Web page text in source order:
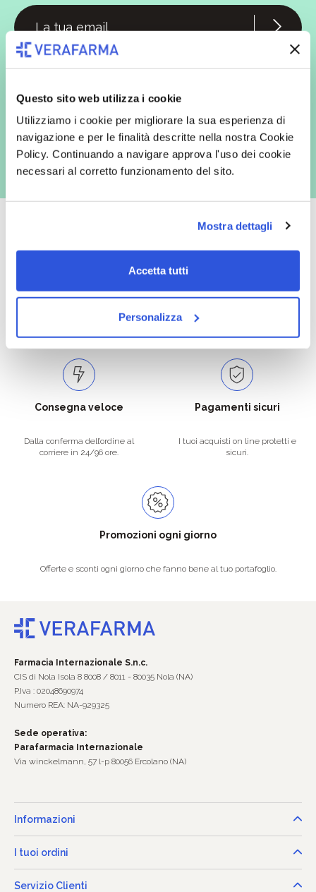
Questo sito web utilizza i cookie
Utilizziamo i cookie per migliorare la sua esperienza di
navigazione e per le finalità descritte nella nostra Cookie
Policy. Continuando a navigare approva l'uso dei cookie
necessari al corretto funzionamento del sito.
Mostra dettagli
Accetta tutti
Personalizza
In qualità di interessato, avendo letto l’informativa
redatta ai sensi del Regolamento EU 2016/679, acconsento
marketing (con modalità telematiche - quali ad es. newsletter ed e-mail
es. posta cartacea)
Oltre 50.000 prodotti
Catalogo prodotti ampio e completo
per soddisfare tutte le esigenze.
Spedizione gratuita
Con un acquisto minimo di 29.90 €
la spedizione la regaliamo noi.
Spedizioni in tutta Europa a 20€.
Consegna veloce
Dalla conferma dell’ordine al
corriere in 24/96 ore.
Pagamenti sicuri
I tuoi acquisti on line protetti e
sicuri.
Promozioni ogni giorno
Offerte e sconti ogni giorno che fanno bene al tuo portafoglio.
Farmacia Internazionale S.n.c.
CIS di Nola Isola 8 8008 / 8011 - 80035 Nola (NA)
P.Iva : 02048690974
Numero REA: NA-929325
Sede operativa:
Parafarmacia Internazionale
Via winckelmann, 57 l-p 80056 Ercolano (NA)
Informazioni
I tuoi ordini
Servizio Clienti